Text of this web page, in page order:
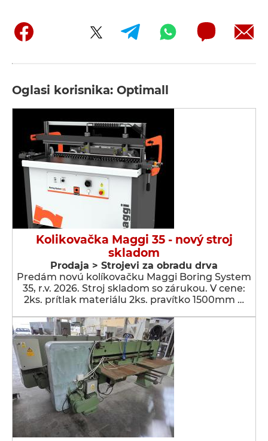
Oglasi korisnika: Optimall
Kolikovačka Maggi 35 - nový stroj
skladom
Prodaja > Strojevi za obradu drva
Predám novú kolíkovačku Maggi Boring System
35, r.v. 2026. Stroj skladom so zárukou. V cene:
2ks. prítlak materiálu 2ks. pravítko 1500mm …